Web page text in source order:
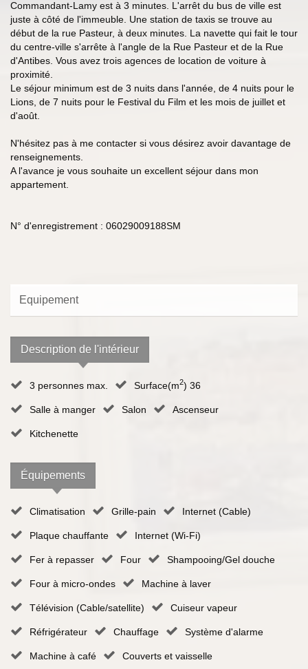
Commandant-Lamy est à 3 minutes. L'arrêt du bus de ville est
juste à côté de l'immeuble. Une station de taxis se trouve au
début de la rue Pasteur, à deux minutes. La navette qui fait le tour
du centre-ville s'arrête à l'angle de la Rue Pasteur et de la Rue
d'Antibes. Vous avez trois agences de location de voiture à
proximité.
Le séjour minimum est de 3 nuits dans l'année, de 4 nuits pour le
Lions, de 7 nuits pour le Festival du Film et les mois de juillet et
d'août.
N'hésitez pas à me contacter si vous désirez avoir davantage de
renseignements.
A l'avance je vous souhaite un excellent séjour dans mon
appartement.
N° d'enregistrement : 06029009188SM
Equipement
Description de l'intérieur
3 personnes max. Surface(m2) 36
Salle à manger Salon Ascenseur
Kitchenette
Équipements
Climatisation Grille-pain Internet (Cable)
Plaque chauffante Internet (Wi-Fi)
Fer à repasser Four Shampooing/Gel douche
Four à micro-ondes Machine à laver
Télévision (Cable/satellite) Cuiseur vapeur
Réfrigérateur Chauffage Système d'alarme
Machine à café Couverts et vaisselle